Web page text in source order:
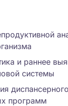
и раннее
системы
программ